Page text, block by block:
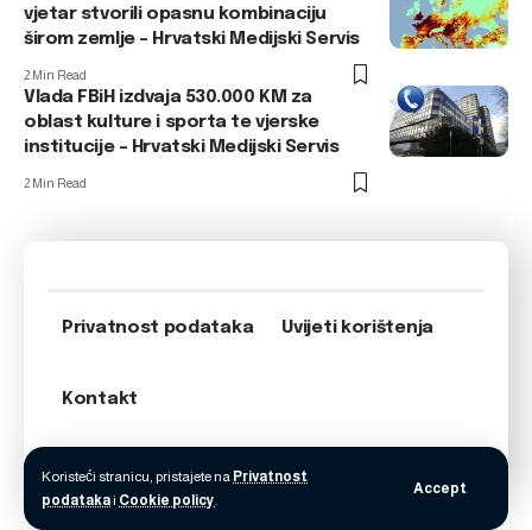
Koristeći stranicu, pristajete na Privatnost
podatakai Cookie policy.
Accept
vjetar stvorili opasnu kombinaciju
širom zemlje – Hrvatski Medijski Servis
2 Min Read
Vlada FBiH izdvaja 530.000 KM za
oblast kulture i sporta te vjerske
institucije – Hrvatski Medijski Servis
2 Min Read
Privatnost podataka Uvijeti korištenja
Kontakt